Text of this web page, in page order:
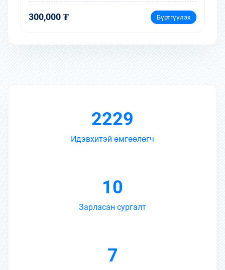
300,000 ₮ Бүртгүүлэх
2229
Идэвхитэй өмгөөлөгч
10
Зарласан сургалт
7